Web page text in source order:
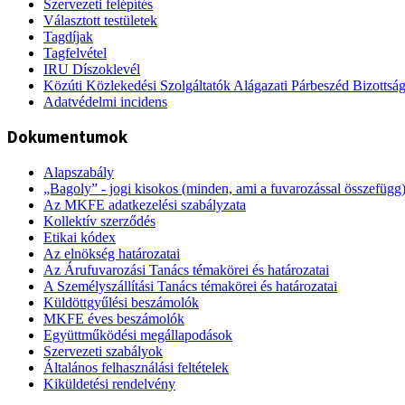
Szervezeti felépítés
Választott testületek
Tagdíjak
Tagfelvétel
IRU Díszoklevél
Közúti Közlekedési Szolgáltatók Alágazati Párbeszéd
Adatvédelmi incidens
Dokumentumok
Alapszabály
„Bagoly” - jogi kisokos (minden, ami a fuvarozással összefügg)
Az MKFE adatkezelési szabályzata
Kollektív szerződés
Etikai kódex
Az elnökség határozatai
Az Árufuvarozási Tanács témakörei és határozatai
A Személyszállítási Tanács témakörei és határozatai
Küldöttgyűlési beszámolók
MKFE éves beszámolók
Együttműködési megállapodások
Szervezeti szabályok
Általános felhasználási feltételek
Kiküldetési rendelvény